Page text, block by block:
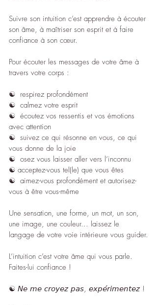
Suivre son intuition c’est apprendre à écouter
son âme, à maîtriser son esprit et à faire
confiance à son cœur.
Pour écouter les messages de votre âme à
travers votre corps :
☯︎  respirez profondément
☯︎  calmez votre esprit
☯︎  écoutez vos ressentis et vos émotions
avec attention
☯︎  suivez ce qui résonne en vous, ce qui
vous donne de la joie
☯︎  osez vous laisser aller vers l’inconnu
☯︎ acceptez-vous tel(le) que vous êtes
☯︎  aimez-vous profondément et autorisez-
vous à être vous-même
Une sensation, une forme, un mot, un son,
une image, une couleur... laissez le
langage de votre voie intérieure vous guider.
L’intuition c’est votre âme qui vous parle.
Faites-lui confiance !
☯︎ 𝘕𝘦 𝘮𝘦 𝘤𝘳𝘰𝘺𝘦𝘻 𝘱𝘢𝘴, 𝘦𝘹𝘱𝘦́𝘳𝘪𝘮𝘦𝘯𝘵𝘦𝘻 !